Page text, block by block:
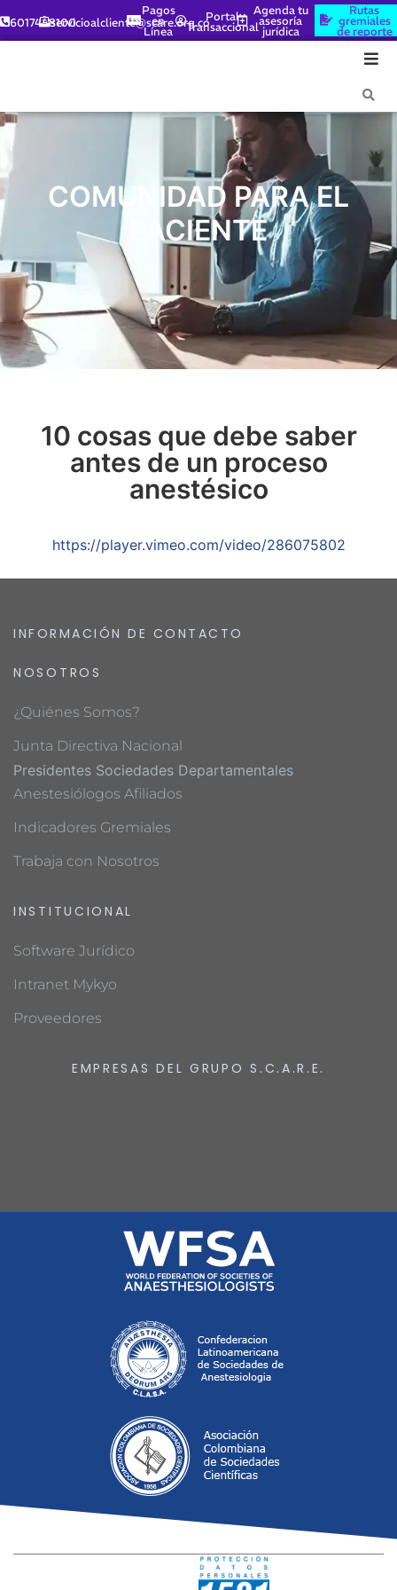
6017448100servicioalcliente@scare.org.co
Pagos
en
Línea
Portal
Transaccional
Agenda tu
asesoría
jurídica
Rutas
gremiales
de reporte
COMUNIDAD PARA EL
PACIENTE
10 cosas que debe saber
antes de un proceso
anestésico
https://player.vimeo.com/video/286075802
INFORMACIÓN DE CONTACTO
NOSOTROS
¿Quiénes Somos?
Junta Directiva Nacional
Presidentes Sociedades Departamentales
Anestesiólogos Afiliados
Indicadores Gremiales
Trabaja con Nosotros
INSTITUCIONAL
Software Jurídico
Intranet Mykyo
Proveedores
EMPRESAS DEL GRUPO S.C.A.R.E.